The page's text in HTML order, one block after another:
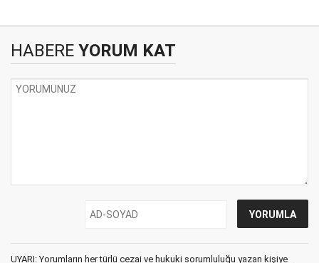
HABERE YORUM KAT
UYARI: Yorumların her türlü cezai ve hukuki sorumluluğu yazan kişiye